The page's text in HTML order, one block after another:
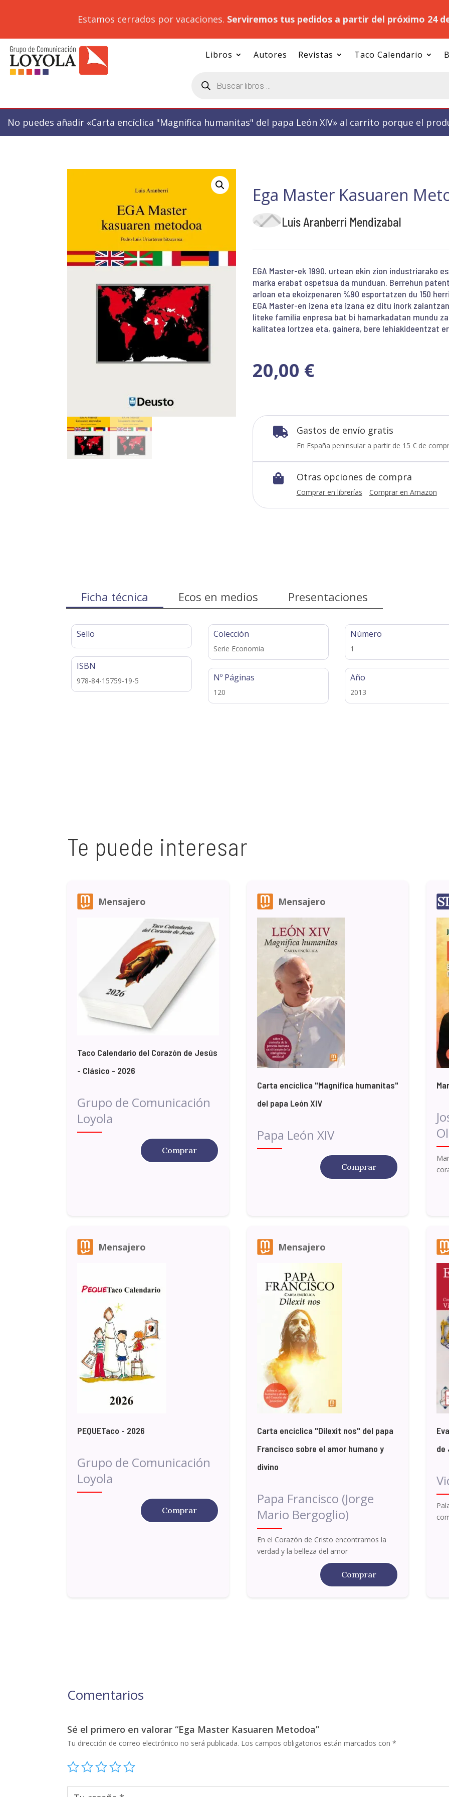
Estamos cerrados por vacaciones. Serviremos tus pedidos a partir del próximo 24
Libros Autores Revistas Taco Calendario
productos
No puedes añadir «Carta encíclica "Magnifica humanitas" del papa León XIV» al carrito porque el
Ega Master Kasuaren
Luis Aranberri Mendizabal
EGA Master-ek 1990. urtean ekin zion industriarako
marka erabat ospetsua da munduan. Berrehun
arloan eta ekoizpenaren %90 esportatzen du 150
EGA Master-en izena eta izana ez ditu inork
liteke familia enpresa bat bi hamarkadatan mundu
kalitatea lortzea eta, gainera, bere lehiakideentzat
20,00 €
 Gastos de envío gratis
En España peninsular a partir de 15 € de
 Otras opciones de compra
Comprar en librerías Comprar en Amazon
Ficha técnica Ecos en medios Presentaciones
Sello
ISBN
978-84-15759-19-5
Colección
Serie Economia
Nº Páginas
120
Número
1
Año
2013
Te puede interesar
Mensajero
Taco Calendario del Corazón de Jesús
- Clásico - 2026
Grupo de Comunicación
Loyola
Comprar
Mensajero
Carta encíclica "Magnifica humanitas"
del papa León XIV
Papa León XIV
Comprar
Mensajero
PEQUETaco - 2026
Grupo de Comunicación
Loyola
Comprar
Mensajero
Carta encíclica "Dilexit nos" del papa
Francisco sobre el amor humano y
divino
Papa Francisco (Jorge
Mario Bergoglio)
En el Corazón de Cristo encontramos la
verdad y la belleza del amor
Comprar
de
Comentarios
Sé el primero en valorar “Ega Master Kasuaren Metodoa”
Tu dirección de correo electrónico no será publicada. Los campos obligatorios están marcados con*